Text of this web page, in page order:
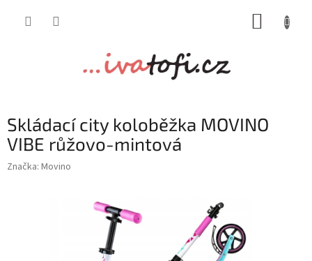
Skládací city koloběžka MOVINO
VIBE růžovo-mintová
Značka: Movino